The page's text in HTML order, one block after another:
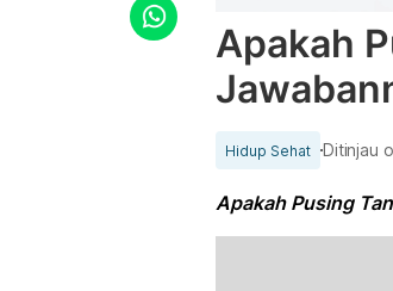
Apakah
Hidup Sehat Ditinjau
Apakah Pusing